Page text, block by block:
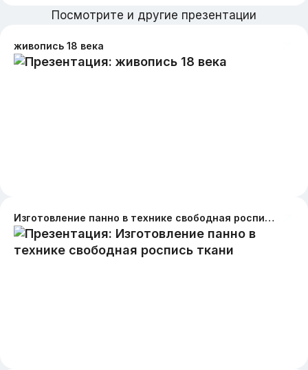
Посмотрите и другие презентации
живопись 18 века
Изготовление панно в технике свободная роспись ткани